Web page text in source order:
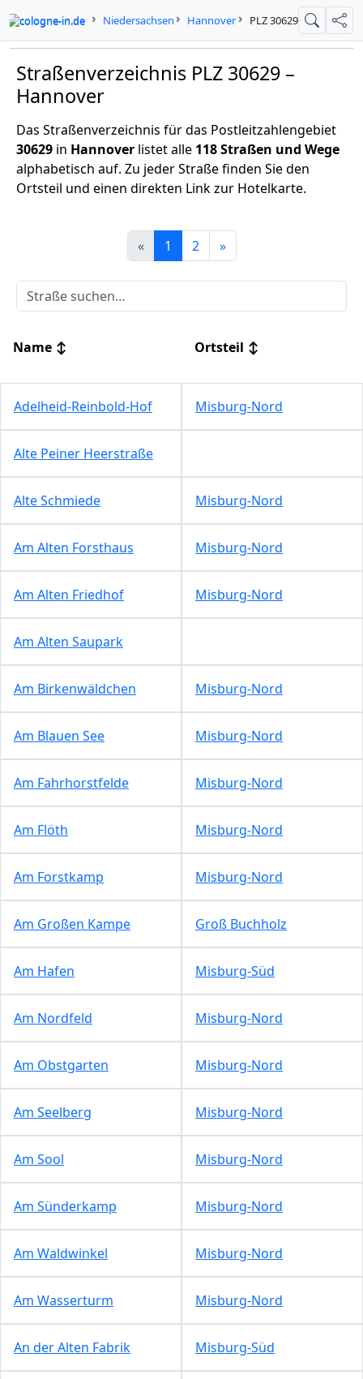
cologne-in.de Niedersachsen Hannover PLZ 30629 Suche
Straßenverzeichnis PLZ 30629 –
Hannover
Das Straßenverzeichnis für das Postleitzahlengebiet
30629 in Hannover listet alle 118 Straßen und Wege
alphabetisch auf. Zu jeder Straße finden Sie den
Ortsteil und einen direkten Link zur Hotelkarte.
« 1 2 »
Name ↕ Ortsteil ↕
Adelheid-Reinbold-Hof Misburg-Nord
Alte Peiner Heerstraße
Alte Schmiede Misburg-Nord
Am Alten Forsthaus Misburg-Nord
Am Alten Friedhof Misburg-Nord
Am Alten Saupark
Am Birkenwäldchen Misburg-Nord
Am Blauen See Misburg-Nord
Am Fahrhorstfelde Misburg-Nord
Am Flöth Misburg-Nord
Am Forstkamp Misburg-Nord
Am Großen Kampe Groß Buchholz
Am Hafen Misburg-Süd
Am Nordfeld Misburg-Nord
Am Obstgarten Misburg-Nord
Am Seelberg Misburg-Nord
Am Sool Misburg-Nord
Am Sünderkamp Misburg-Nord
Am Waldwinkel Misburg-Nord
Am Wasserturm Misburg-Nord
An der Alten Fabrik Misburg-Süd